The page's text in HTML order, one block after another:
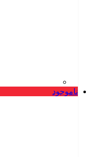
ناموجود